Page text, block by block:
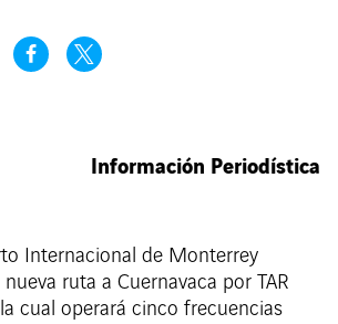
Información Periodística
Internacional de Monterrey
ruta a Cuernavaca por TAR
cual operará cinco frecuencias